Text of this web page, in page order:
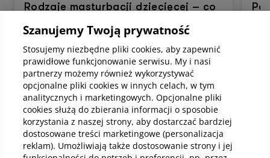
Rodzaje masturbacji dziecięcej – co
Masturbacja dziecięca to zachowania
polegające na stymulowaniu przez dziecko
własnego ciała, w tym okolic intymnych, w
celu uzyskania przyjemnych doznań. Temat
ten często budzi niepokój i wiele pytań u
rodziców oraz opiekunów, głównie dlatego, że
kojarzy się z seksualnością osób dorosłych.
Warto jednak podkreślić, że w przypadku
dzieci zachowania te nie mają charakteru
erotycznego, a większość z nich mieści się w
normie rozwojowej i ma charakter
przejściowy.
Czytaj
Zobacz wszystkie
Szanujemy Twoją prywatność
Stosujemy niezbędne pliki cookies, aby zapewnić
prawidłowe funkcjonowanie serwisu. My i nasi
partnerzy możemy również wykorzystywać
opcjonalne pliki cookies w innych celach, w tym
analitycznych i marketingowych. Opcjonalne pliki
cookies służą do zbierania informacji o sposobie
korzystania z naszej strony, aby dostarczać bardziej
dostosowane treści marketingowe (personalizacja
reklam). Umożliwiają także dostosowanie strony i jej